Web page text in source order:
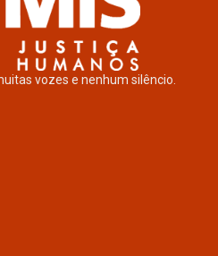
vozes e nenhum silêncio.